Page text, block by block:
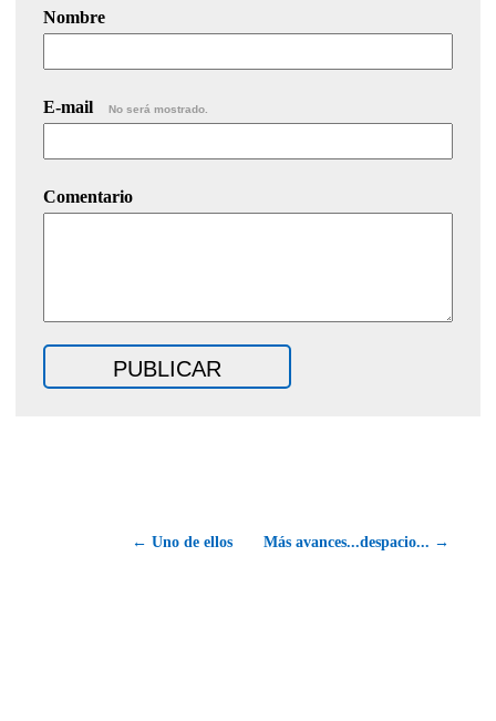
Nombre
E-mail No será mostrado.
Comentario
← Uno de ellos Más avances...despacio... →